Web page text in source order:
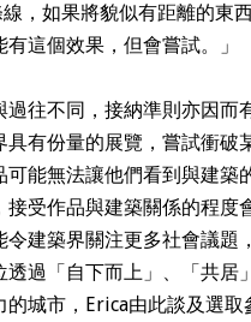
，如果將貌似有距離的東
這個效果，但會嘗試。」
過往不同，接納準則亦因
具有份量的展覽，嘗試衝
可能無法讓他們看到與建
接受作品與建築關係的程
令建築界關注更多社會議
透過「自下而上」、「共
的城市，Erica由此談及選